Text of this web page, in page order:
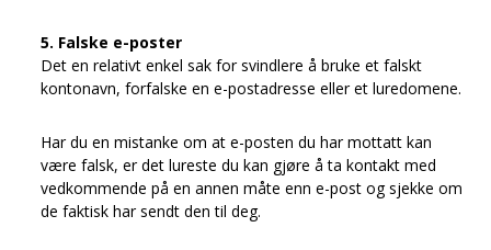
5. Falske e-poster
Det en relativt enkel sak for svindlere å bruke et falskt
kontonavn, forfalske en e-postadresse eller et luredomene.
Har du en mistanke om at e-posten du har mottatt kan
være falsk, er det lureste du kan gjøre å ta kontakt med
vedkommende på en annen måte enn e-post og sjekke om
de faktisk har sendt den til deg.